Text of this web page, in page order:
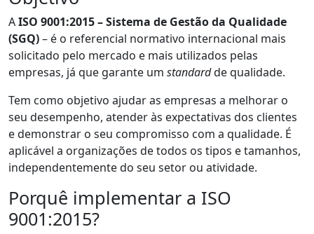
AISO 9001:2015 – Sistema de Gestão da Qualidade
(SGQ)– é o referencial normativo internacional mais
solicitado pelo mercado e mais utilizados pelas
empresas, já que garante um standardde qualidade.
Tem como objetivo ajudar as empresas a melhorar o
seu desempenho, atender às expectativas dos clientes
e demonstrar o seu compromisso com a qualidade. É
aplicável a organizações de todos os tipos e tamanhos,
independentemente do seu setor ou atividade.
Porquê implementar a ISO
9001:2015?